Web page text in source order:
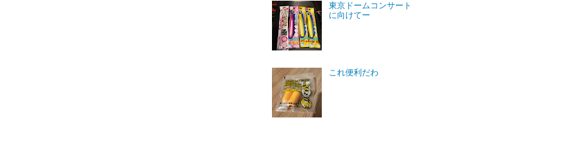
東京ドームコンサート
に向けてー
これ便利だわ